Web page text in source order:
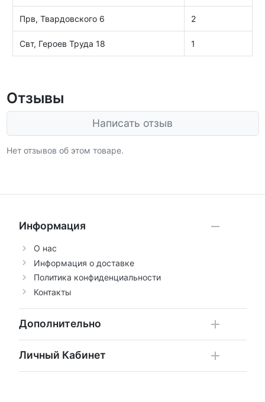
Прв, Твардовского 6 2
Свт, Героев Труда 18 1
Отзывы
Написать отзыв
Нет отзывов об этом товаре.
Информация
О нас
Информация о доставке
Политика конфиденциальности
Контакты
Дополнительно
Личный Кабинет